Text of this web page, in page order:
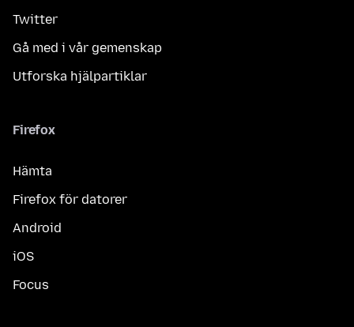
Twitter
Gå med i vår gemenskap
Utforska hjälpartiklar
Firefox
Hämta
Firefox för datorer
Android
iOS
Focus